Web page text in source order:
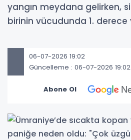
yangın meydana gelirken,
birinin vücudunda 1. derece
06-07-2026 19:02
Güncelleme : 06-07-2026 19:02
Abone Ol